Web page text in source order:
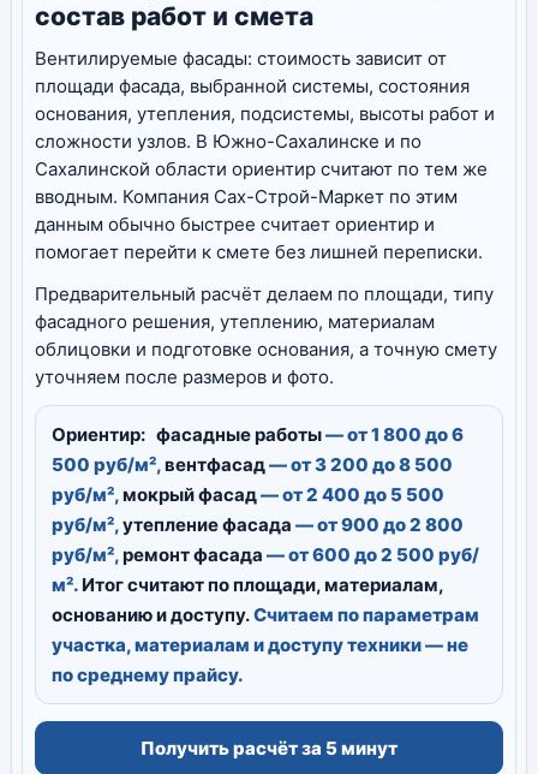
состав работ и смета
Вентилируемые фасады: стоимость зависит от
площади фасада, выбранной системы, состояния
основания, утепления, подсистемы, высоты работ и
сложности узлов. В Южно-Сахалинске и по
Сахалинской области ориентир считают по тем же
вводным. Компания Сах-Строй-Маркет по этим
данным обычно быстрее считает ориентир и
помогает перейти к смете без лишней переписки.
Предварительный расчёт делаем по площади, типу
фасадного решения, утеплению, материалам
облицовки и подготовке основания, а точную смету
уточняем после размеров и фото.
Ориентир: фасадные работы— от 1 800 до 6
500 руб/м²,вентфасад— от 3 200 до 8 500
руб/м²,мокрый фасад— от 2 400 до 5 500
руб/м²,утепление фасада — от 900 до 2 800
руб/м²,ремонт фасада — от 600 до 2 500 руб/
м². Итог считают по площади, материалам,
основанию и доступу.Считаем по параметрам
участка, материалам и доступу техники — не
по среднему прайсу.
Получить расчёт за 5 минут